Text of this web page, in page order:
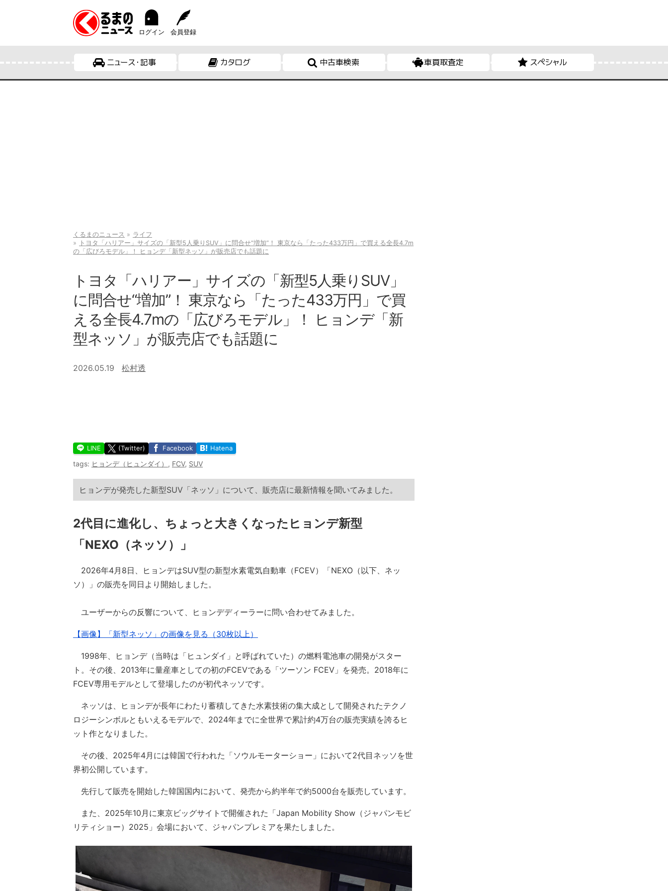
ログイン 会員登録
ニュース・記事 カタログ 中古車検索 車買取査定 スペシャル
くるまのニュース
ライフ
トヨタ「ハリアー」サイズの「新型5人乗りSUV」に問合せ“増加”！ 東京なら「たった433万円」で買える全長4.7m
の「広びろモデル」！ ヒョンデ「新型ネッソ」が販売店でも話題に
トヨタ「ハリアー」サイズの「新型5人乗りSUV」
に問合せ“増加”！ 東京なら「たった433万円」で買
える全長4.7mの「広びろモデル」！ ヒョンデ「新
型ネッソ」が販売店でも話題に
2026.05.19 松村透
LINE (Twitter) Facebook Hatena
tags: ヒョンデ（ヒュンダイ） , FCV, SUV
ヒョンデが発売した新型SUV「ネッソ」について、販売店に最新情報を聞いてみました。
2代目に進化し、ちょっと大きくなったヒョンデ新型
「NEXO（ネッソ）」
2026年4月8日、ヒョンデはSUV型の新型水素電気自動車（FCEV）「NEXO（以下、ネッ
ソ）」の販売を同日より開始しました。
ユーザーからの反響について、ヒョンデディーラーに問い合わせてみました。
【画像】「新型ネッソ」の画像を見る（30枚以上）
1998年、ヒョンデ（当時は「ヒュンダイ」と呼ばれていた）の燃料電池車の開発がスター
ト。その後、2013年に量産車としての初のFCEVである「ツーソン FCEV」を発売。2018年に
FCEV専用モデルとして登場したのが初代ネッソです。
ネッソは、ヒョンデが長年にわたり蓄積してきた水素技術の集大成として開発されたテクノ
ロジーシンボルともいえるモデルで、2024年までに全世界で累計約4万台の販売実績を誇るヒ
ット作となりました。
その後、2025年4月には韓国で行われた「ソウルモーターショー」において2代目ネッソを世
界初公開しています。
先行して販売を開始した韓国国内において、発売から約半年で約5000台を販売しています。
また、2025年10月に東京ビッグサイトで開催された「Japan Mobility Show（ジャパンモビ
リティショー）2025」会場において、ジャパンプレミアを果たしました。